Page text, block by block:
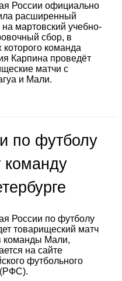
России официально
расширенный
на мартовский учебно-
сбор, в
которого команда
Карпина проведёт
матчи с
и Мали.
по футболу
команду
России по футболу
товарищеский матч
команды Мали,
на сайте
футбольного